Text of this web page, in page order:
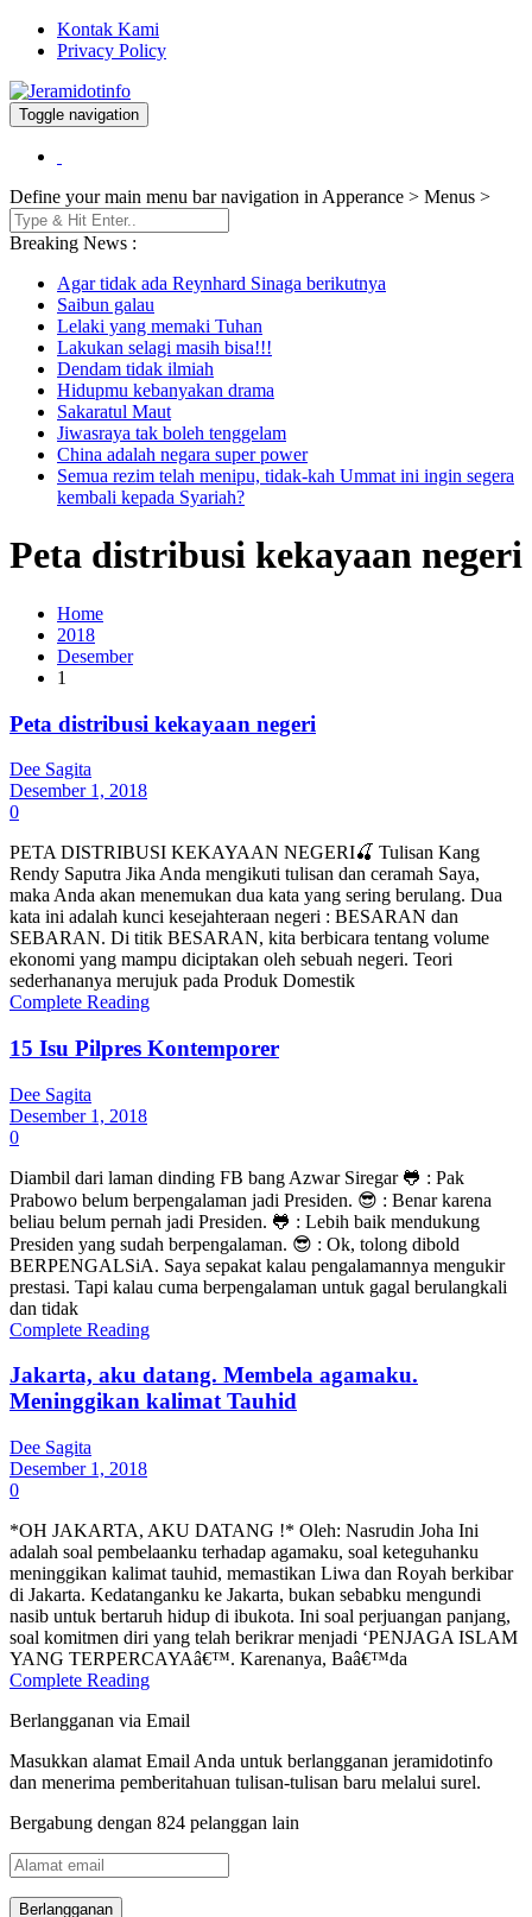
Kontak Kami
Privacy Policy
Jeramidotinfo
Berita dan Informasi Terkini
Toggle navigation
Define your main menu bar navigation in Apperance > Menus >
Breaking News :
Agar tidak ada Reynhard Sinaga berikutnya
Saibun galau
Lelaki yang memaki Tuhan
Lakukan selagi masih bisa!!!
Dendam tidak ilmiah
Hidupmu kebanyakan drama
Sakaratul Maut
Jiwasraya tak boleh tenggelam
China adalah negara super power
Semua rezim telah menipu, tidak-kah Ummat ini ingin segera
kembali kepada Syariah?
Peta distribusi kekayaan negeri
Home
2018
Desember
1
Peta distribusi kekayaan negeri
Dee Sagita
Desember 1, 2018
0
PETA DISTRIBUSI KEKAYAAN NEGERI🍒 Tulisan Kang
Rendy Saputra Jika Anda mengikuti tulisan dan ceramah Saya,
maka Anda akan menemukan dua kata yang sering berulang. Dua
kata ini adalah kunci kesejahteraan negeri : BESARAN dan
SEBARAN. Di titik BESARAN, kita berbicara tentang volume
ekonomi yang mampu diciptakan oleh sebuah negeri. Teori
sederhananya merujuk pada Produk Domestik
Complete Reading
15 Isu Pilpres Kontemporer
Dee Sagita
Desember 1, 2018
0
Diambil dari laman dinding FB bang Azwar Siregar 🐸 : Pak
Prabowo belum berpengalaman jadi Presiden. 😎 : Benar karena
beliau belum pernah jadi Presiden. 🐸 : Lebih baik mendukung
Presiden yang sudah berpengalaman. 😎 : Ok, tolong dibold
BERPENGALSiA. Saya sepakat kalau pengalamannya mengukir
prestasi. Tapi kalau cuma berpengalaman untuk gagal berulangkali
dan tidak
Complete Reading
Jakarta, aku datang. Membela agamaku.
Meninggikan kalimat Tauhid
Dee Sagita
Desember 1, 2018
0
*OH JAKARTA, AKU DATANG !* Oleh: Nasrudin Joha Ini
adalah soal pembelaanku terhadap agamaku, soal keteguhanku
meninggikan kalimat tauhid, memastikan Liwa dan Royah berkibar
di Jakarta. Kedatanganku ke Jakarta, bukan sebabku mengundi
nasib untuk bertaruh hidup di ibukota. Ini soal perjuangan panjang,
soal komitmen diri yang telah berikrar menjadi ‘PENJAGA ISLAM
YANG TERPERCAYAâ€™. Karenanya, Baâ€™da
Complete Reading
Berlangganan via Email
Masukkan alamat Email Anda untuk berlangganan jeramidotinfo
dan menerima pemberitahuan tulisan-tulisan baru melalui surel.
Bergabung dengan 824 pelanggan lain
Alamat
email